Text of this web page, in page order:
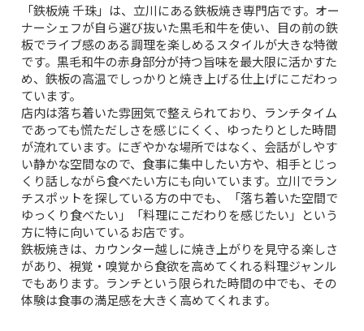
「鉄板焼 千珠」は、立川にある鉄板焼き専門店です。オー
ナーシェフが自ら選び抜いた黒毛和牛を使い、目の前の鉄
板でライブ感のある調理を楽しめるスタイルが大きな特徴
です。黒毛和牛の赤身部分が持つ旨味を最大限に活かすた
め、鉄板の高温でしっかりと焼き上げる仕上げにこだわっ
ています。
店内は落ち着いた雰囲気で整えられており、ランチタイム
であっても慌ただしさを感じにくく、ゆったりとした時間
が流れています。にぎやかな場所ではなく、会話がしやす
い静かな空間なので、食事に集中したい方や、相手とじっ
くり話しながら食べたい方にも向いています。立川でラン
チスポットを探している方の中でも、「落ち着いた空間で
ゆっくり食べたい」「料理にこだわりを感じたい」という
方に特に向いているお店です。
鉄板焼きは、カウンター越しに焼き上がりを見守る楽しさ
があり、視覚・嗅覚から食欲を高めてくれる料理ジャンル
でもあります。ランチという限られた時間の中でも、その
体験は食事の満足感を大きく高めてくれます。